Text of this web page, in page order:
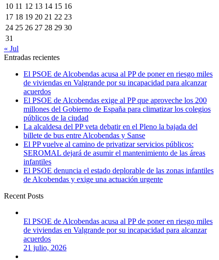
10 11 12 13 14 15 16
17 18 19 20 21 22 23
24 25 26 27 28 29 30
31
« Jul
Entradas recientes
El PSOE de Alcobendas acusa al PP de poner en riesgo miles
de viviendas en Valgrande por su incapacidad para alcanzar
acuerdos
El PSOE de Alcobendas exige al PP que aproveche los 200
millones del Gobierno de España para climatizar los colegios
públicos de la ciudad
La alcaldesa del PP veta debatir en el Pleno la bajada del
billete de bus entre Alcobendas y Sanse
El PP vuelve al camino de privatizar servicios públicos:
SEROMAL dejará de asumir el mantenimiento de las áreas
infantiles
El PSOE denuncia el estado deplorable de las zonas infantiles
de Alcobendas y exige una actuación urgente
Recent Posts
El PSOE de Alcobendas acusa al PP de poner en riesgo miles
de viviendas en Valgrande por su incapacidad para alcanzar
acuerdos
21 julio, 2026